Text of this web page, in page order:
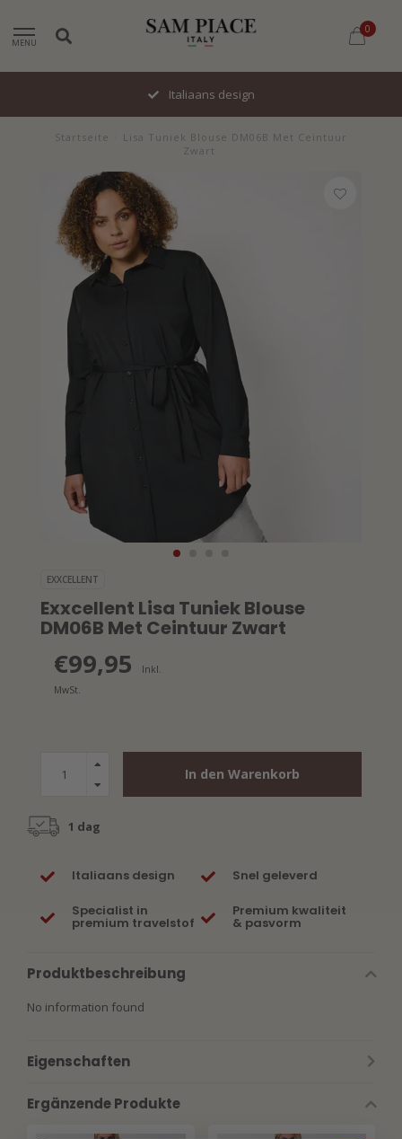
MENU
0
Italiaans design
Startseite
Lisa Tuniek Blouse DM06B Met Ceintuur
Zwart
EXXCELLENT
Exxcellent Lisa Tuniek Blouse
DM06B Met Ceintuur Zwart
€99,95
Inkl.
MwSt.
In den Warenkorb
1 dag
Italiaans design Snel geleverd
Specialist in
premium travelstof
Premium kwaliteit
& pasvorm
Produktbeschreibung
No information found
Eigenschaften
Ergänzende Produkte